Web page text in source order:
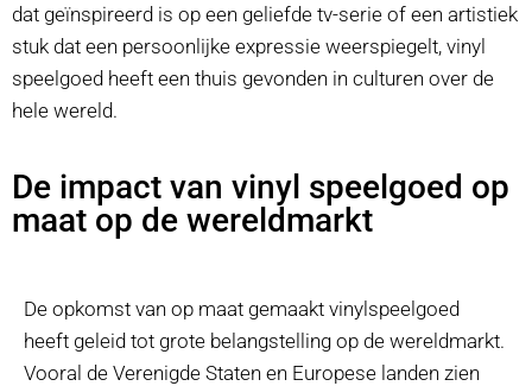
dat geïnspireerd is op een geliefde tv-serie of een artistiek
stuk dat een persoonlijke expressie weerspiegelt, vinyl
speelgoed heeft een thuis gevonden in culturen over de
hele wereld.
De impact van vinyl speelgoed op
maat op de wereldmarkt
De opkomst van op maat gemaakt vinylspeelgoed
heeft geleid tot grote belangstelling op de wereldmarkt.
Vooral de Verenigde Staten en Europese landen zien